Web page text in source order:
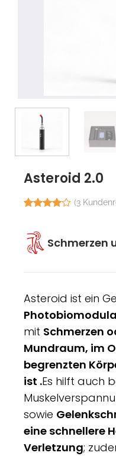
Asteroid 2.0
von 5,
basierend
auf
(3
Schmerzen
Asteroid ist ein
mit Schmerzen
Mundraum, im
begrenzten
ist .Es hilft auch
sowie
eine schnellere
Verletzung;